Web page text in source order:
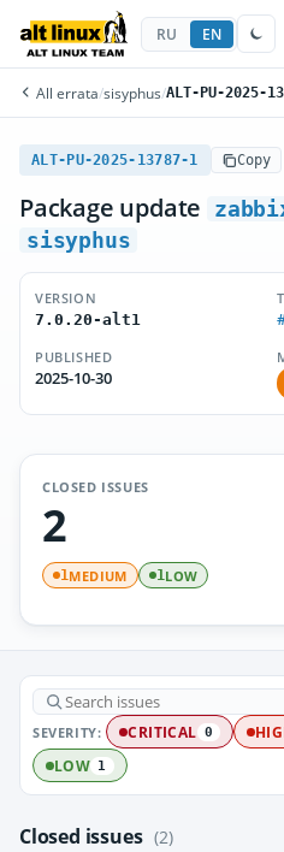
RU EN
All errata/sisyphus/ALT-PU-2025-
ALT-PU-2025-13787-1 Copy
Package update
sisyphus
VERSION
7.0.20-alt1
PUBLISHED
2025-10-30
CLOSED ISSUES
2
1MEDIUM 1LOW
SEVERITY: CRITICAL 0
LOW 1
Closed issues (2)